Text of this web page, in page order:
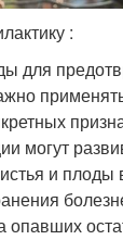
:
для
могут
и плоды
опавших